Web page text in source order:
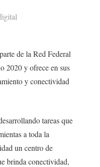
de la Red Federal
2020 y ofrece en sus
y conectividad
tareas que
a toda la
un centro de
brinda conectividad,